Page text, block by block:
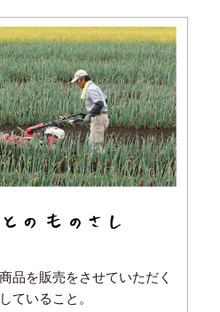
品を販売をさせていただく
ていること。